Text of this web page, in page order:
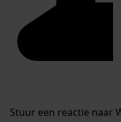
Stuur een reactie naar